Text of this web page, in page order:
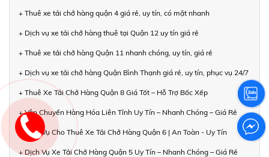
+ Thuê xe tải chở hàng quận 4 giá rẻ, uy tín, có mặt nhanh
+ Dịch vụ xe tải chở hàng thuê tại Quận 12 uy tín giá rẻ
+ Thuê xe tải chở hàng Quận 11 nhanh chóng, uy tín, giá rẻ
+ Dịch vụ xe tải chở hàng Quận Bình Thạnh giá rẻ, uy tín, phục vụ 24/7
+ Thuê Xe Tải Chở Hàng Quận 8 Giá Tốt – Hỗ Trợ Bốc Xếp
+ Vận Chuyển Hàng Hóa Liên Tỉnh Uy Tín – Nhanh Chóng – Giá Rẻ
+ Dịch Vụ Cho Thuê Xe Tải Chở Hàng Quận 6 | An Toàn - Uy Tín
+ Dịch Vụ Xe Tải Chở Hàng Quận 5 Uy Tín – Nhanh Chóng – Giá Rẻ